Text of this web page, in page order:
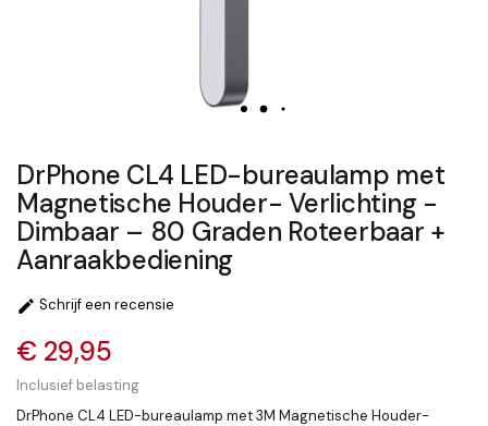
DrPhone CL4 LED-bureaulamp met
Magnetische Houder- Verlichting -
Dimbaar – 80 Graden Roteerbaar +
Aanraakbediening
 Schrijf een recensie
€ 29,95
Inclusief belasting
DrPhone CL4 LED-bureaulamp met 3M Magnetische Houder-